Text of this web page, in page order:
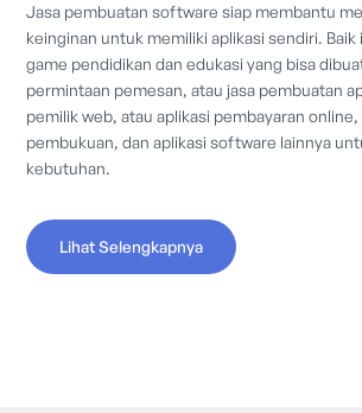
Jasa pembuatan software siap membantu
keinginan untuk memiliki aplikasi sendiri. Baik
game pendidikan dan edukasi yang bisa
permintaan pemesan, atau jasa pembuatan
pemilik web, atau aplikasi pembayaran online,
pembukuan, dan aplikasi software lainnya
kebutuhan.
Lihat Selengkapnya